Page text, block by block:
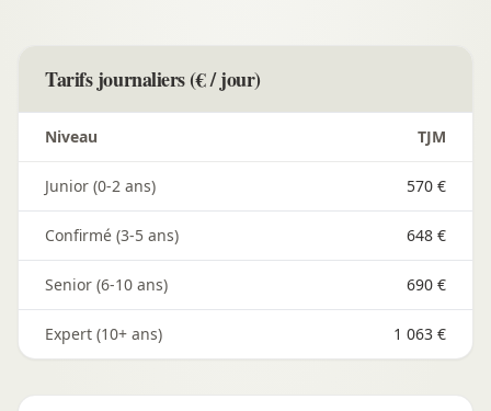
Tarifs journaliers (€ / jour)
Niveau TJM
Junior (0-2 ans) 570 €
Confirmé (3-5 ans) 648 €
Senior (6-10 ans) 690 €
Expert (10+ ans) 1 063 €